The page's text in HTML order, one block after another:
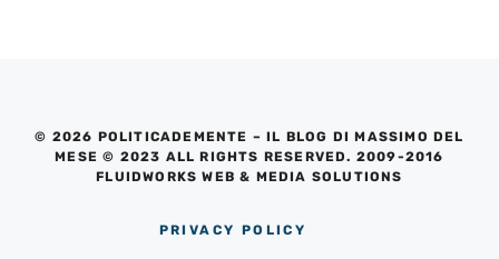
© 2026 POLITICADEMENTE – IL BLOG DI MASSIMO DEL
MESE © 2023 ALL RIGHTS RESERVED. 2009-2016
FLUIDWORKS WEB & MEDIA SOLUTIONS
PRIVACY POLICY